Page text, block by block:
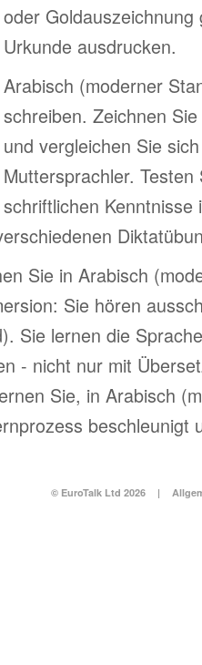
oder
Urkunde ausdrucken.
Arabisch (moderner
schreiben. Zeichnen
und vergleichen Sie
Muttersprachler.
schriftlichen
Sie in Arabisch
Sie hören
Sie lernen die
- nicht nur mit
Sie, in Arabisch
beschleunigt
© EuroTalk Ltd 2026 |